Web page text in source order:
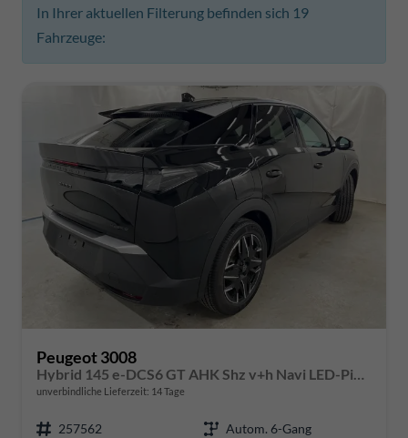
In Ihrer aktuellen Filterung befinden sich 19
Fahrzeuge:
Peugeot 3008
unverbindliche Lieferzeit: 14 Tage
257562
Autom. 6-Gang